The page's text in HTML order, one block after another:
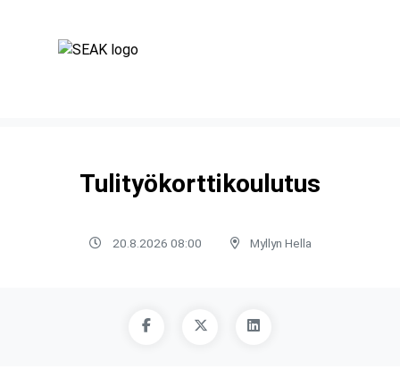
Tulityökorttikoulutus
20.8.2026 08:00 Myllyn Hella